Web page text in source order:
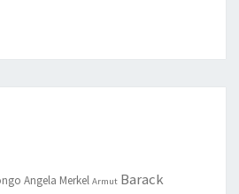
Angela Merkel Armut Barack